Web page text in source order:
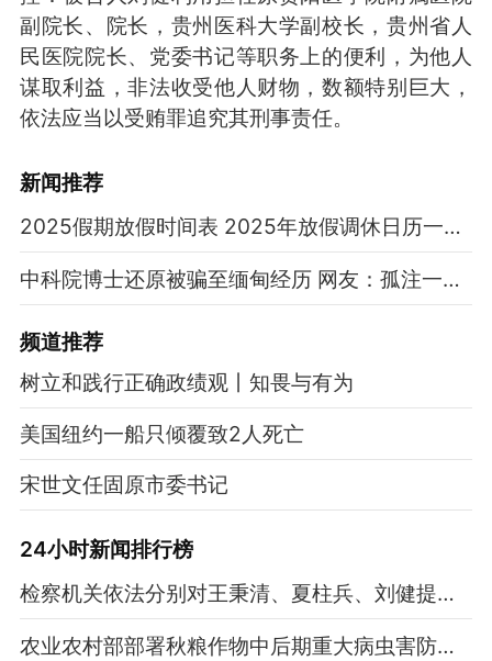
副院长、院长，贵州医科大学副校长，贵州省人
民医院院长、党委书记等职务上的便利，为他人
谋取利益，非法收受他人财物，数额特别巨大，
依法应当以受贿罪追究其刑事责任。
新闻推荐
2025假期放假时间表 2025年放假调休日历一览表
中科院博士还原被骗至缅甸经历 网友：孤注一掷现实版
频道推荐
树立和践行正确政绩观丨知畏与有为
美国纽约一船只倾覆致2人死亡
宋世文任固原市委书记
24小时新闻排行榜
检察机关依法分别对王秉清、夏柱兵、刘健提起公诉
农业农村部部署秋粮作物中后期重大病虫害防控工作